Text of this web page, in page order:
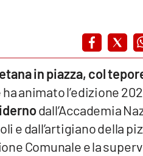
in piazza, col
animato l’edizione
dall’Accademia
e dall’artigiano della
Comunale e la